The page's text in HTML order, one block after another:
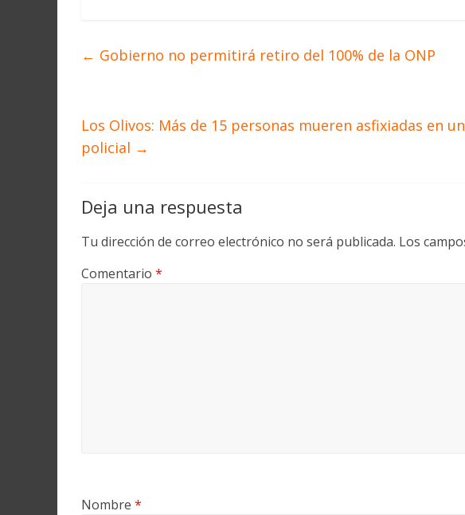
← Gobierno no permitirá retiro del 100% de la ONP
Los Olivos: Más de 15 personas mueren asfixiadas en
policial →
Deja una respuesta
Tu dirección de correo electrónico no será publicada. Los
Comentario *
Nombre *